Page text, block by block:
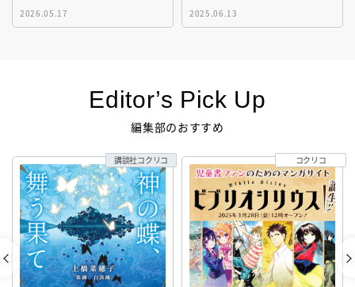
2026.05.17 2025.06.13
Editor’s Pick Up
編集部のおすすめ
講談社コクリコ コクリコ